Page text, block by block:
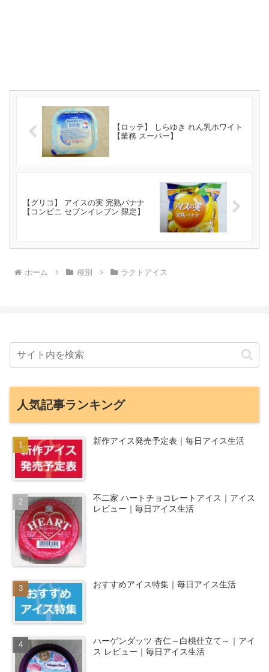
【ロッテ】 しらゆき れん乳ホワイト
【業務 スーパー】
【グリコ】 アイスの実 完熟バナナ
【コンビニ セブンイレブン 限定】
ホーム 種別 ラクトアイス
人気記事ランキング
新作アイス発売予定表｜毎日アイス生活
不二家 ハートチョコレートアイス｜アイス
レビュー｜毎日アイス生活
おすすめアイス特集｜毎日アイス生活
ハーゲンダッツ 杏仁～白桃仕立て～｜アイ
ス レビュー｜毎日アイス生活